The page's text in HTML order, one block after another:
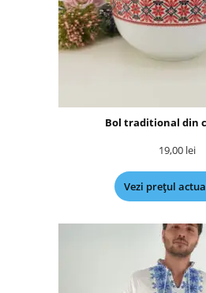
Bol traditional din
19,00 lei
Vezi prețul